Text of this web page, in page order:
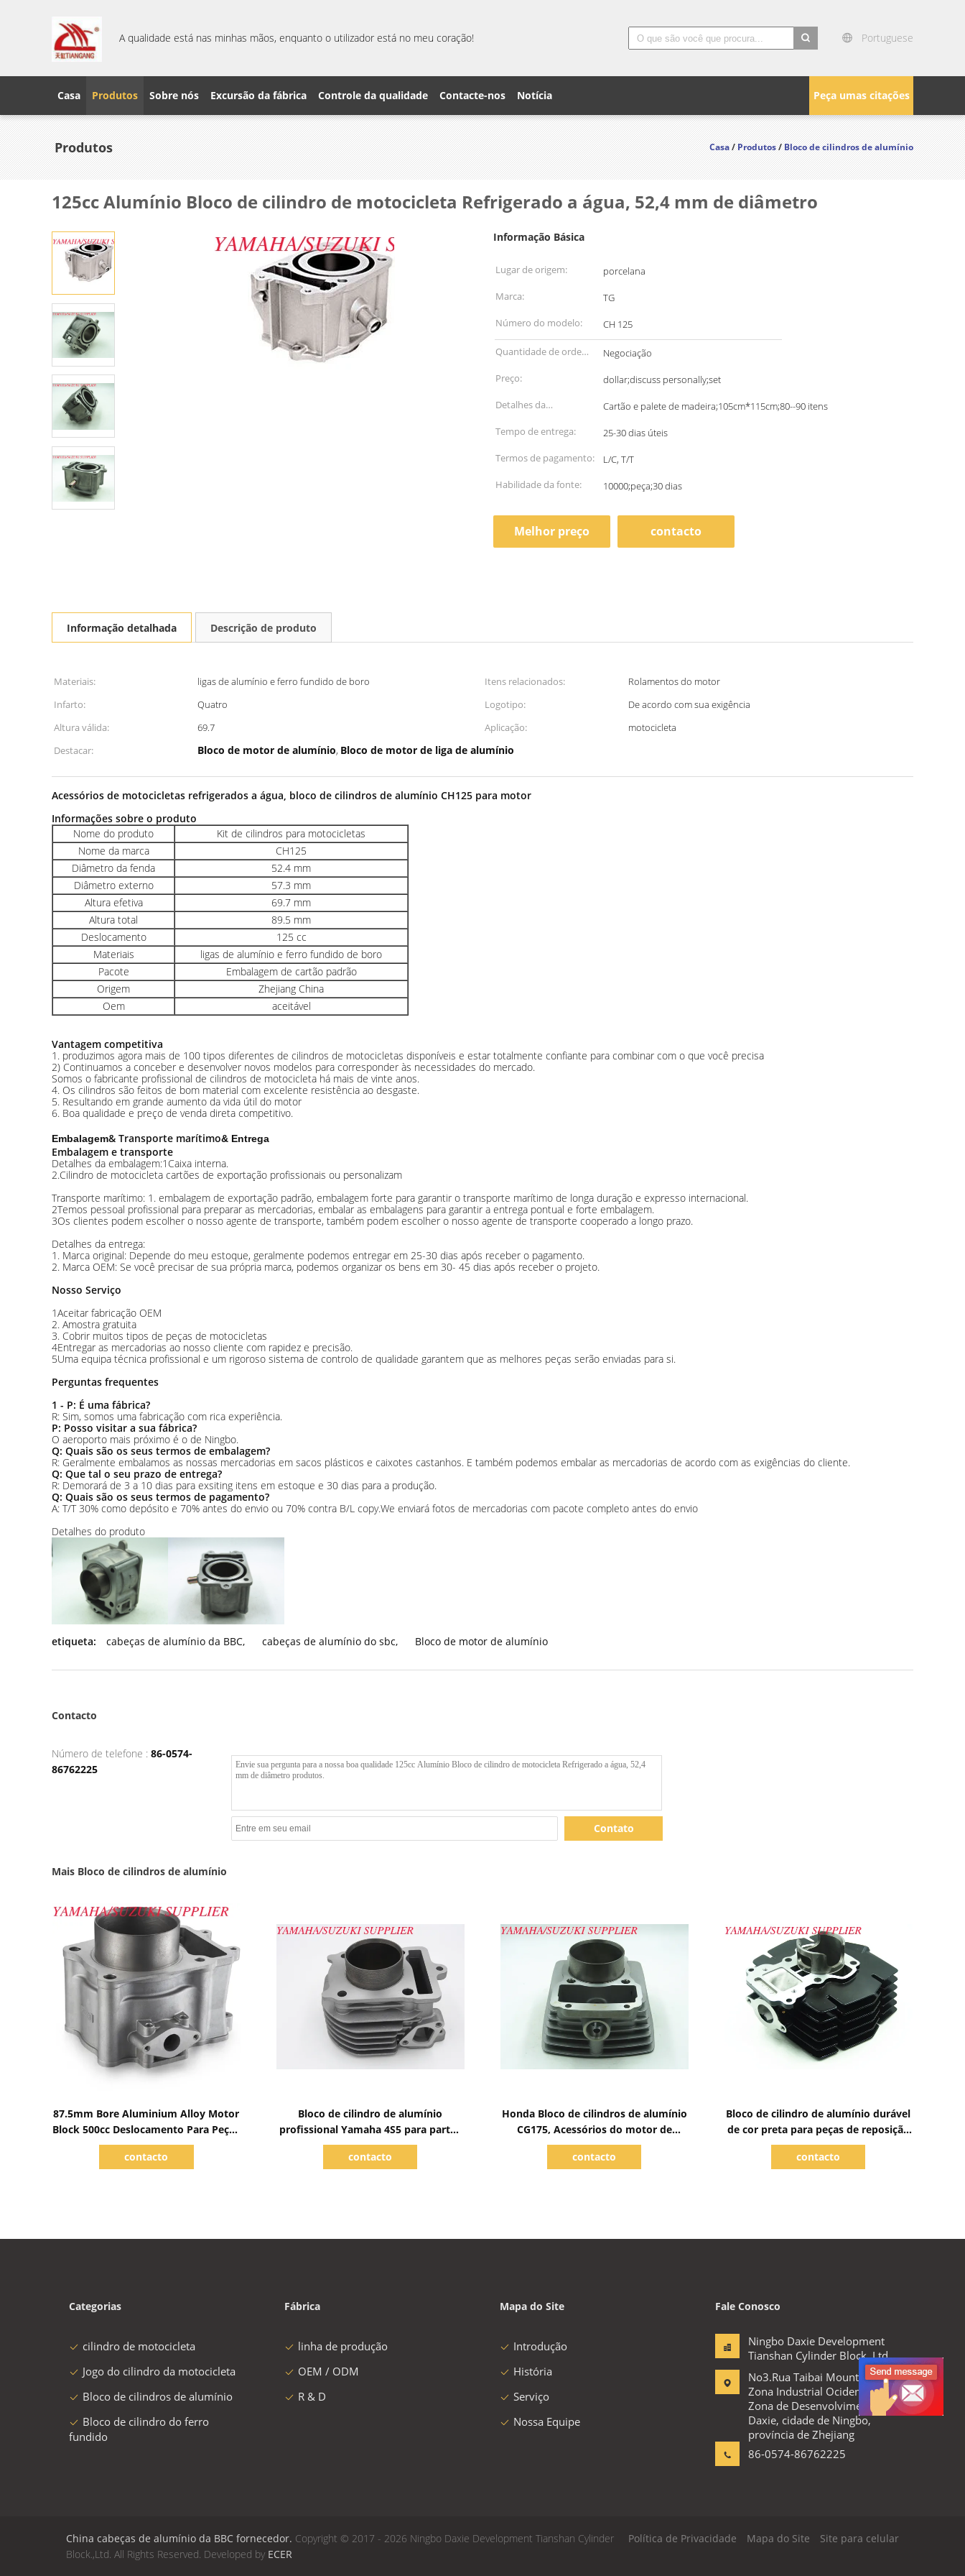
A qualidade está nas minhas mãos, enquanto o utilizador está no meu coração!
Portuguese
Peça umas citações
Casa Produtos Sobre nós Excursão da fábrica Controle da qualidade Contacte-nos Notícia
Produtos Casa/Produtos/Bloco de cilindros de alumínio
125cc Alumínio Bloco de cilindro de motocicleta Refrigerado a água, 52,4 mm de diâmetro
Informação Básica
Lugar de origem:
porcelana
Marca:
TG
Número do modelo:
CH 125
Quantidade de ordem
mínima:
Negociação
Preço:
dollar;discuss personally;set
Detalhes da
embalagem:
Cartão e palete de madeira;105cm*115cm;80--90 itens
Tempo de entrega:
25-30 dias úteis
Termos de pagamento:
L/C, T/T
Habilidade da fonte:
10000;peça;30 dias
Melhor preço contacto
Informação detalhada Descrição de produto
Materiais: ligas de alumínio e ferro fundido de boro Itens relacionados:
Rolamentos do motor
Infarto:
Quatro Logotipo:
De acordo com sua exigência
Altura válida:
69.7 Aplicação:
motocicleta
Destacar:
Bloco de motor de alumínio, Bloco de motor de liga de alumínio
Acessórios de motocicletas refrigerados a água, bloco de cilindros de alumínio CH125 para motor
Informações sobre o produto
Nome do produto
Kit de cilindros para motocicletas
Nome da marca
CH125
Diâmetro da fenda
52.4 mm
Diâmetro externo
57.3 mm
Altura efetiva
69.7 mm
Altura total
89.5 mm
Deslocamento
125 cc
Materiais
ligas de alumínio e ferro fundido de boro
Pacote
Embalagem de cartão padrão
Origem
Zhejiang China
Oem
aceitável
Vantagem competitiva
1. produzimos agora mais de 100 tipos diferentes de cilindros de motocicletas disponíveis e estar totalmente confiante para combinar com o que você precisa
2) Continuamos a conceber e desenvolver novos modelos para corresponder às necessidades do mercado.
Somos o fabricante profissional de cilindros de motocicleta há mais de vinte anos.
4. Os cilindros são feitos de bom material com excelente resistência ao desgaste.
5. Resultando em grande aumento da vida útil do motor
6. Boa qualidade e preço de venda direta competitivo.
Embalagem& Transporte marítimo& Entrega
Embalagem e transporte
Detalhes da embalagem:1Caixa interna.
2.Cilindro de motocicleta cartões de exportação profissionais ou personalizam
Transporte marítimo: 1. embalagem de exportação padrão, embalagem forte para garantir o transporte marítimo de longa duração e expresso internacional.
2Temos pessoal profissional para preparar as mercadorias, embalar as embalagens para garantir a entrega pontual e forte embalagem.
3Os clientes podem escolher o nosso agente de transporte, também podem escolher o nosso agente de transporte cooperado a longo prazo.
Detalhes da entrega:
1. Marca original: Depende do meu estoque, geralmente podemos entregar em 25-30 dias após receber o pagamento.
2. Marca OEM: Se você precisar de sua própria marca, podemos organizar os bens em 30- 45 dias após receber o projeto.
Nosso Serviço
1Aceitar fabricação OEM
2. Amostra gratuita
3. Cobrir muitos tipos de peças de motocicletas
4Entregar as mercadorias ao nosso cliente com rapidez e precisão.
5Uma equipa técnica profissional e um rigoroso sistema de controlo de qualidade garantem que as melhores peças serão enviadas para si.
Perguntas frequentes
1 - P: É uma fábrica?
R: Sim, somos uma fabricação com rica experiência.
P: Posso visitar a sua fábrica?
O aeroporto mais próximo é o de Ningbo.
Q: Quais são os seus termos de embalagem?
R: Geralmente embalamos as nossas mercadorias em sacos plásticos e caixotes castanhos. E também podemos embalar as mercadorias de acordo com as exigências do cliente.
Q: Que tal o seu prazo de entrega?
R: Demorará de 3 a 10 dias para exsiting itens em estoque e 30 dias para a produção.
Q: Quais são os seus termos de pagamento?
A: T/T 30% como depósito e 70% antes do envio ou 70% contra B/L copy.We enviará fotos de mercadorias com pacote completo antes do envio
Detalhes do produto
etiqueta: cabeças de alumínio da BBC, cabeças de alumínio do sbc, Bloco de motor de alumínio
Contacto
Número de telefone : 86-0574-
86762225
Contato
Mais Bloco de cilindros de alumínio
87.5mm Bore Aluminium Alloy Motor
Block 500cc Deslocamento Para Peças
de Motor Atv
contacto
Bloco de cilindro de alumínio
profissional Yamaha 4S5 para partes
de motor Moto 125cc
contacto
Honda Bloco de cilindros de alumínio
CG175, Acessórios do motor de
cilindro único de quatro tempos
contacto
Bloco de cilindro de alumínio durável
de cor preta para peças de reposição
de motocicletas
contacto
Categorias
cilindro de motocicleta
Jogo do cilindro da motocicleta
Bloco de cilindros de alumínio
Bloco de cilindro do ferro
fundido
Fábrica
linha de produção
OEM / ODM
R & D
Mapa do Site
Introdução
História
Serviço
Nossa Equipe
Fale Conosco
Ningbo Daxie Development
Tianshan Cylinder Block.,Ltd
No3.Rua Taibai Mountain,
Zona Industrial Ocidental,
Zona de Desenvolvimento
Daxie, cidade de Ningbo,
província de Zhejiang
86-0574-86762225
Política de Privacidade Mapa do Site Site para celular
China cabeças de alumínio da BBC fornecedor. Copyright © 2017 - 2026 Ningbo Daxie Development Tianshan Cylinder
Block.,Ltd. All Rights Reserved. Developed by ECER